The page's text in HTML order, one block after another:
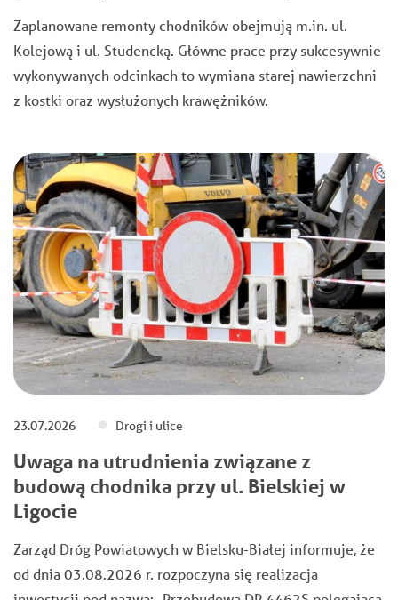
Zaplanowane remonty chodników obejmują m.in. ul.
Kolejową i ul. Studencką. Główne prace przy sukcesywnie
wykonywanych odcinkach to wymiana starej nawierzchni
z kostki oraz wysłużonych krawężników.
23.07.2026 Drogi i ulice
Uwaga na utrudnienia związane z
budową chodnika przy ul. Bielskiej w
Ligocie
Zarząd Dróg Powiatowych w Bielsku-Białej informuje, że
od dnia 03.08.2026 r. rozpoczyna się realizacja